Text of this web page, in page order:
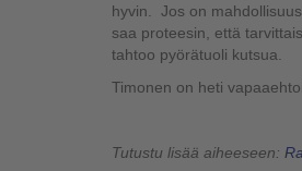
hyvin. Jos on
saa proteesin, että
tahtoo pyörätuoli kutsua.
Timonen on heti
Tutustu lisää aiheeseen: